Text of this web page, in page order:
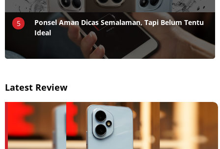
5
Ponsel Aman Dicas Semalaman, Tapi Belum Tentu
Ideal
Latest Review